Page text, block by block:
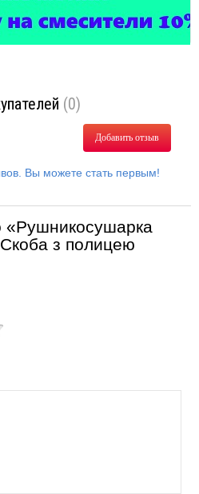
(0)
Добавить отзыв
Вы можете стать первым!
«Рушникосушарка
з полицею